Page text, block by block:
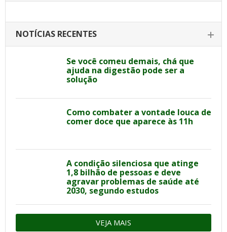
NOTÍCIAS RECENTES
Se você comeu demais, chá que
ajuda na digestão pode ser a
solução
Como combater a vontade louca de
comer doce que aparece às 11h
A condição silenciosa que atinge
1,8 bilhão de pessoas e deve
agravar problemas de saúde até
2030, segundo estudos
VEJA MAIS